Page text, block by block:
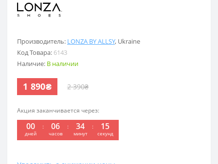
Производитель: LONZA BY ALLSY, Ukraine
Код Товара: 6143
Наличие: В наличии
1 890₴ 2 390₴
Акция заканчивается через:
00
дней
: 06
часов
: 34
минут
: 15
секунд
.